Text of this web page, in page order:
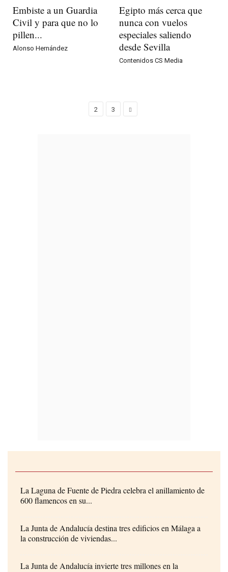
Embiste a un Guardia
Civil y para que no lo
pillen...
Alonso Hernández
Egipto más cerca que
nunca con vuelos
especiales saliendo
desde Sevilla
Contenidos CS Media
2 3
La Laguna de Fuente de Piedra celebra el anillamiento de
600 flamencos en su...
La Junta de Andalucía destina tres edificios en Málaga a
la construcción de viviendas...
La Junta de Andalucía invierte tres millones en la